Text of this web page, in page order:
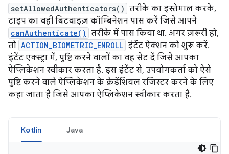
setAllowedAuthenticators() तरीके का इस्तेमाल करके,
टाइप का वही बिटवाइज़ कॉम्बिनेशन पास करें जिसे आपने
canAuthenticate() तरीके में पास किया था. अगर ज़रूरी हो,
तो ACTION_BIOMETRIC_ENROLL इंटेंट ऐक्शन को शुरू करें.
इंटेंट एक्स्ट्रा में, पुष्टि करने वालों का वह सेट दें जिसे आपका
ऐप्लिकेशन स्वीकार करता है. इस इंटेंट से, उपयोगकर्ता को ऐसे
पुष्टि करने वाले ऐप्लिकेशन के क्रेडेंशियल रजिस्टर करने के लिए
कहा जाता है जिसे आपका ऐप्लिकेशन स्वीकार करता है.
Kotlin Java